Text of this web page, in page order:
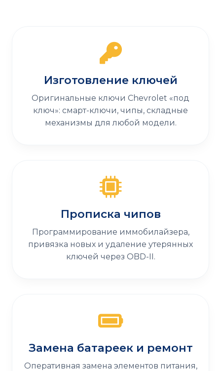
Изготовление ключей
Оригинальные ключи Chevrolet «под
ключ»: смарт-ключи, чипы, складные
механизмы для любой модели.
Прописка чипов
Программирование иммобилайзера,
привязка новых и удаление утерянных
ключей через OBD-II.
Замена батареек и ремонт
Оперативная замена элементов питания,